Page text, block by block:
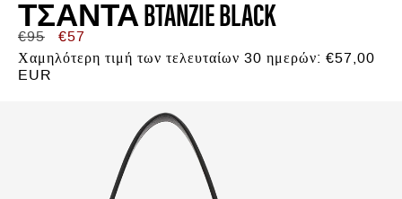
ΤΣΑΝΤΑ BTANZIE BLACK
Κανονική
τιμή
€95
Τιμή
προσφοράς
€57
Χαμηλότερη τιμή των τελευταίων 30 ημερών: €57,00
EUR